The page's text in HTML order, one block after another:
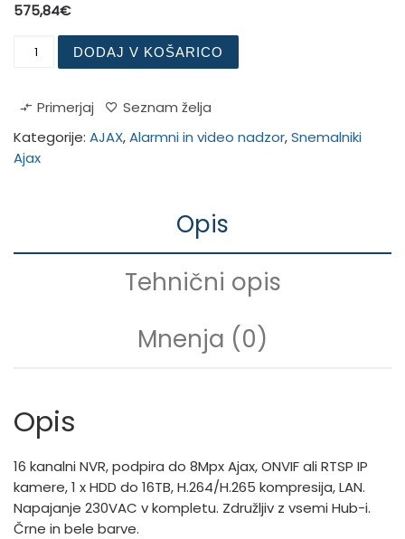
575,84€
AJAX NVR 16-kanalni snemalnik količina
DODAJ V KOŠARICO
Primerjaj
Seznam želja
Kategorije: AJAX,Alarmni in video nadzor,Snemalniki
Ajax
Opis
Tehnični opis
Mnenja (0)
Opis
16 kanalni NVR, podpira do 8Mpx Ajax, ONVIF ali RTSP IP
kamere, 1 x HDD do 16TB, H.264/H.265 kompresija, LAN.
Napajanje 230VAC v kompletu. Združljiv z vsemi Hub-i.
Črne in bele barve.